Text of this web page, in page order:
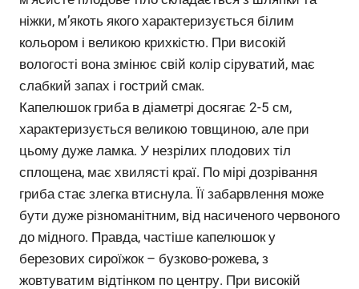
ніжки, м’якоть якого характеризується білим
кольором і великою крихкістю. При високій
вологості вона змінює свій колір сіруватий, має
слабкий запах і гострий смак.
Капелюшок гриба в діаметрі досягає 2-5 см,
характеризується великою товщиною, але при
цьому дуже ламка. У незрілих плодових тіл
сплощена, має хвилясті краї. По мірі дозрівання
гриба стає злегка втиснула. Її забарвлення може
бути дуже різноманітним, від насиченого червоного
до мідного. Правда, частіше капелюшок у
березових сироїжок – бузково-рожева, з
жовтуватим відтінком по центру. При високій